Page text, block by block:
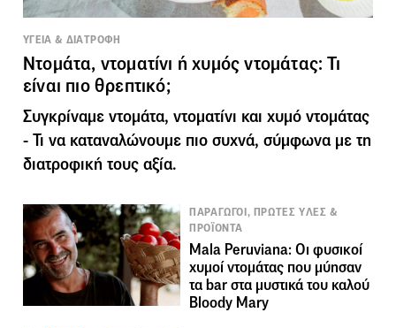
ΥΓΕΙΑ & ΔΙΑΤΡΟΦΗ
Ντομάτα, ντοματίνι ή χυμός ντομάτας: Τι
είναι πιο θρεπτικό;
Συγκρίναμε ντομάτα, ντοματίνι και χυμό ντομάτας
- Τι να καταναλώνουμε πιο συχνά, σύμφωνα με τη
διατροφική τους αξία.
ΠΑΡΑΓΩΓΟΙ, ΠΡΩΤΕΣ ΥΛΕΣ &
ΠΡΟΪΟΝΤΑ
Mala Peruviana: Οι φυσικοί
χυμοί ντομάτας που μύησαν
τα bar στα μυστικά του καλού
Bloody Mary